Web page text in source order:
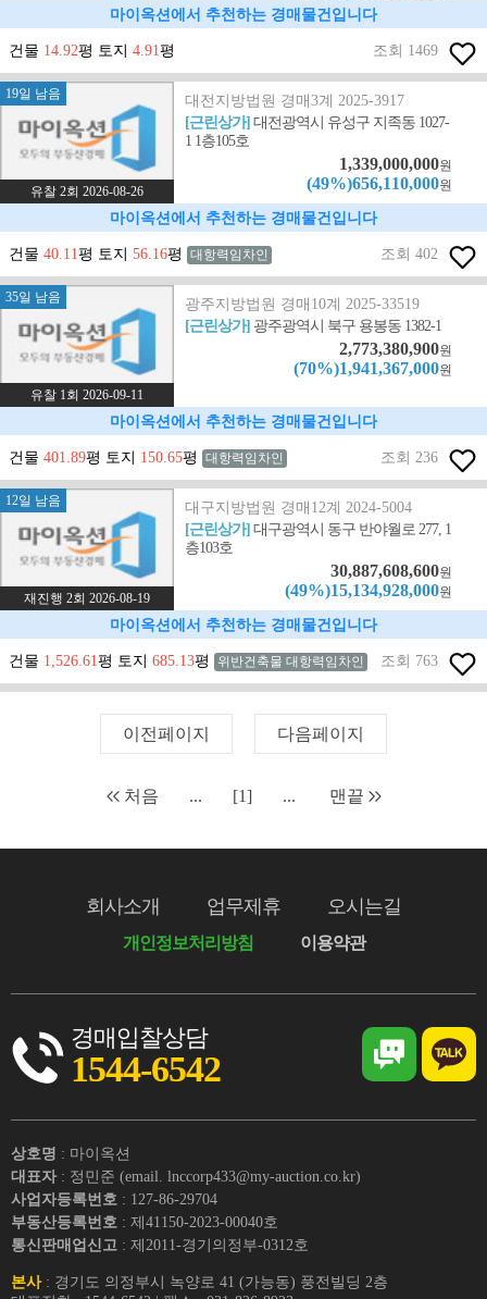
마이옥션에서 추천하는 경매물건입니다
건물 14.92평 토지 4.91평 조회 1469
19일 남음
유찰 2회 2026-08-26
대전지방법원 경매3계 2025-3917
[근린상가]대전광역시 유성구 지족동 1027-
1 1층105호
1,339,000,000원
(49%)656,110,000원
마이옥션에서 추천하는 경매물건입니다
건물 40.11평 토지 56.16평 대항력임차인 조회 402
35일 남음
유찰 1회 2026-09-11
광주지방법원 경매10계 2025-33519
[근린상가] 광주광역시 북구 용봉동 1382-1
2,773,380,900원
(70%)1,941,367,000원
마이옥션에서 추천하는 경매물건입니다
건물 401.89평 토지 150.65평 대항력임차인 조회 236
12일 남음
재진행 2회 2026-08-19
대구지방법원 경매12계 2024-5004
[근린상가]대구광역시 동구 반야월로 277, 1
층103호
30,887,608,600원
(49%)15,134,928,000원
마이옥션에서 추천하는 경매물건입니다
건물 1,526.61평 토지 685.13평 위반건축물 대항력임차인 조회 763
이전페이지 다음페이지
처음 ... [1] ... 맨끝
회사소개 업무제휴 오시는길
개인정보처리방침 이용약관
경매입찰상담
1544-6542
상호명 : 마이옥션
대표자 : 정민준 (email. lnccorp433@my-auction.co.kr)
사업자등록번호 : 127-86-29704
부동산등록번호 : 제41150-2023-00040호
통신판매업신고 : 제2011-경기의정부-0312호
본사: 경기도 의정부시 녹양로 41 (가능동) 풍전빌딩 2층